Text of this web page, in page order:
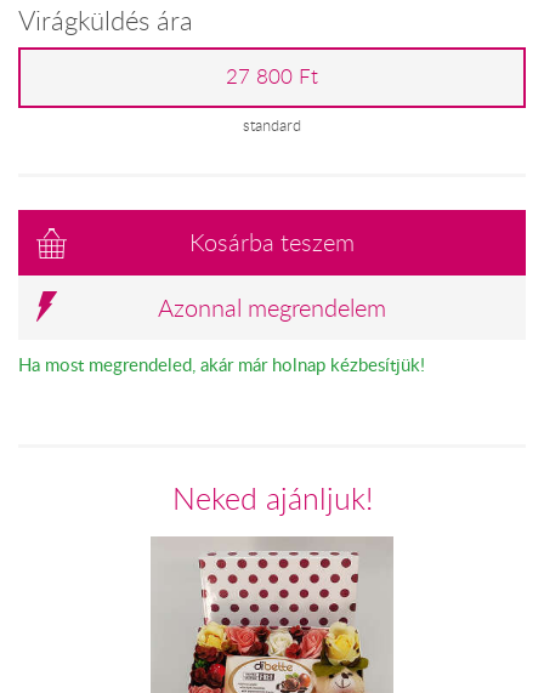
Virágküldés ára
27 800 Ft
standard
Kosárba teszem
Azonnal megrendelem
Ha most megrendeled, akár már holnap kézbesítjük!
Neked ajánljuk!